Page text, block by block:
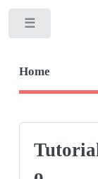
Home